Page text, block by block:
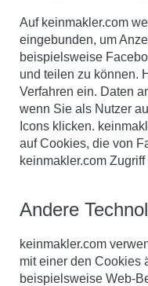
Auf keinmakler.com
eingebunden, um
beispielsweise
und teilen zu können.
Verfahren ein. Daten
wenn Sie als Nutzer
Icons klicken.
auf Cookies, die von
keinmakler.com Zugriff
Andere
keinmakler.com
mit einer den Cookies
beispielsweise Web-